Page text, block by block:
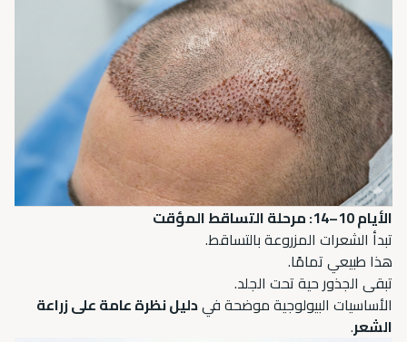
الأيام 10–14: مرحلة التساقط المؤقت
تبدأ الشعرات المزروعة بالتساقط.
هذا طبيعي تمامًا.
تبقى الجذور حية تحت الجلد.
الأساسيات البيولوجية موضحة فيدليل نظرة عامة على زراعة
الشعر.